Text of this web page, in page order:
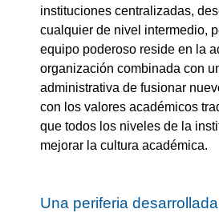
instituciones centralizadas,
cualquier de nivel intermedio,
equipo poderoso reside en la
organización combinada con
administrativa de fusionar
con los valores académicos
que todos los niveles de la
mejorar la cultura académica.
Una periferia